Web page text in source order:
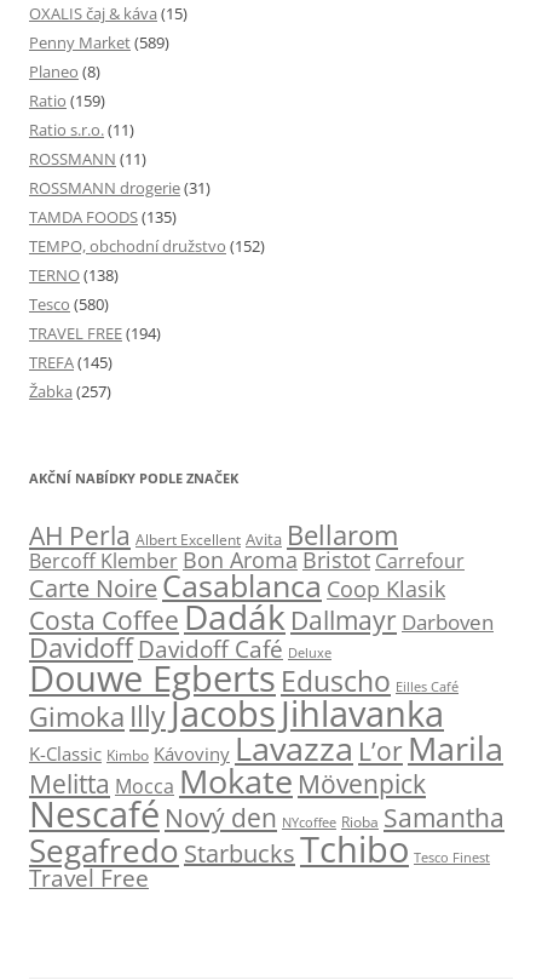
OXALIS čaj & káva (15)
Penny Market(589)
Planeo (8)
Ratio (159)
Ratio s.r.o.(11)
ROSSMANN (11)
ROSSMANN drogerie(31)
TAMDA FOODS(135)
TEMPO, obchodní družstvo (152)
TERNO(138)
Tesco (580)
TRAVEL FREE(194)
TREFA(145)
Žabka (257)
AKČNÍ NABÍDKY PODLE ZNAČEK
AH Perla Albert Excellent Avita Bellarom
Bercoff Klember Bon AromaBristot Carrefour
Carte NoireCasablanca Coop Klasik
Costa CoffeeDadák Dallmayr Darboven
Davidoff Davidoff Café Deluxe
Douwe Egberts Eduscho Eilles Café
Gimoka IllyJacobsJihlavanka
K-Classic Kimbo Kávoviny Lavazza L’or Marila
Melitta Mocca Mokate Mövenpick
Nescafé Nový den NYcoffee Rioba Samantha
Segafredo StarbucksTchibo Tesco Finest
Travel Free